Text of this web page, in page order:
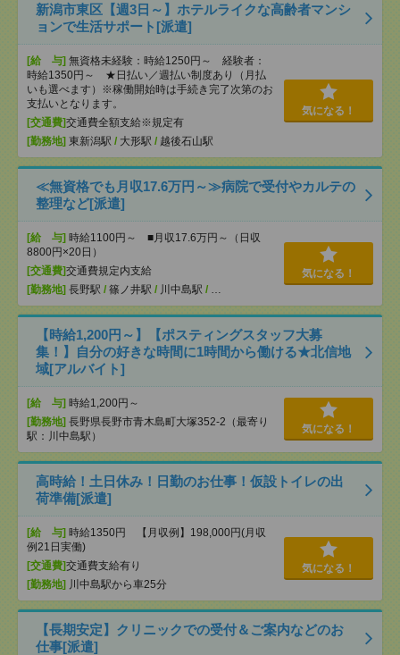
新潟市東区【週3日～】ホテルライクな高齢者マンシ
ョンで生活サポート[派遣]
[給 与] 無資格未経験：時給1250円～ 経験者：
時給1350円～ ★日払い／週払い制度あり（月払
いも選べます）※稼働開始時は手続き完了次第のお
支払いとなります。
[交通費]交通費全額支給※規定有
[勤務地] 東新潟駅 / 大形駅 / 越後石山駅
気になる！
≪無資格でも月収17.6万円～≫病院で受付やカルテの
整理など[派遣]
[給 与] 時給1100円～ ■月収17.6万円～（日収
8800円×20日）
[交通費]交通費規定内支給
[勤務地] 長野駅 / 篠ノ井駅 / 川中島駅 / …
気になる！
【時給1,200円～】【ポスティングスタッフ大募
集！】自分の好きな時間に1時間から働ける★北信地
域[アルバイト]
[給 与] 時給1,200円～
[勤務地] 長野県長野市青木島町大塚352-2（最寄り
駅：川中島駅）
気になる！
高時給！土日休み！日勤のお仕事！仮設トイレの出
荷準備[派遣]
[給 与] 時給1350円 【月収例】198,000円(月収
例21日実働)
[交通費]交通費支給有り
[勤務地] 川中島駅から車25分
気になる！
【長期安定】クリニックでの受付＆ご案内などのお
仕事[派遣]